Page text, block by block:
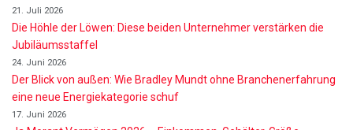
21. Juli 2026
Die Höhle der Löwen: Diese beiden Unternehmer verstärken die
Jubiläumsstaffel
24. Juni 2026
Der Blick von außen: Wie Bradley Mundt ohne Branchenerfahrung
eine neue Energiekategorie schuf
17. Juni 2026